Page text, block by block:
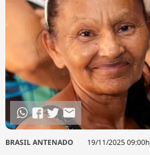
BRASIL ANTENADO 19/11/2025 09:00h